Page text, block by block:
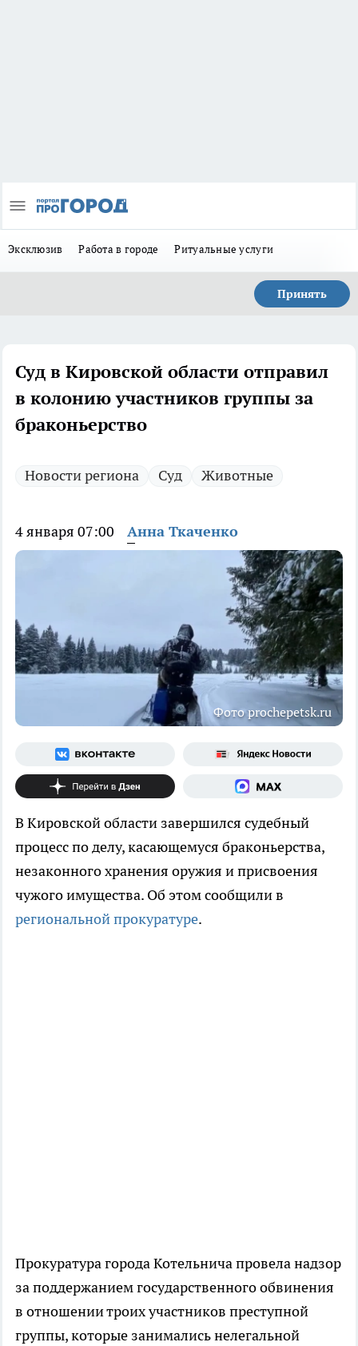
Эксклюзив Работа в городе Ритуальные услуги
Принять
Суд в Кировской области отправил
в колонию участников группы за
браконьерство
Новости региона Суд Животные
4 января 07:00 Анна Ткаченко
Фото prochepetsk.ru
В Кировской области завершился судебный
процесс по делу, касающемуся браконьерства,
незаконного хранения оружия и присвоения
чужого имущества. Об этом сообщили в
региональной прокуратуре.
Прокуратура города Котельнича провела надзор
за поддержанием государственного обвинения
в отношении троих участников преступной
группы, которые занимались нелегальной